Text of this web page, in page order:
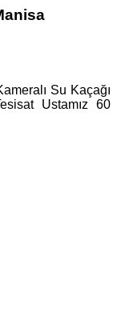
Su Kaçağı
Ustamız 60